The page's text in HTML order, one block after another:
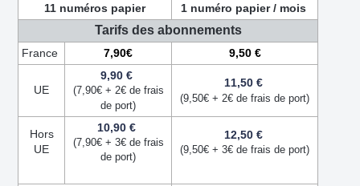
11 numéros papier 1 numéro papier/ mois
Tarifs des abonnements
France 7,90€ 9,50 €
UE
9,90 €
(7,90€ + 2€ de frais
de port)
11,50 €
(9,50€ + 2€ de frais de port)
Hors
UE
10,90 €
(7,90€ + 3€ de frais
de port)
12,50 €
(9,50€ + 3€ de frais de port)